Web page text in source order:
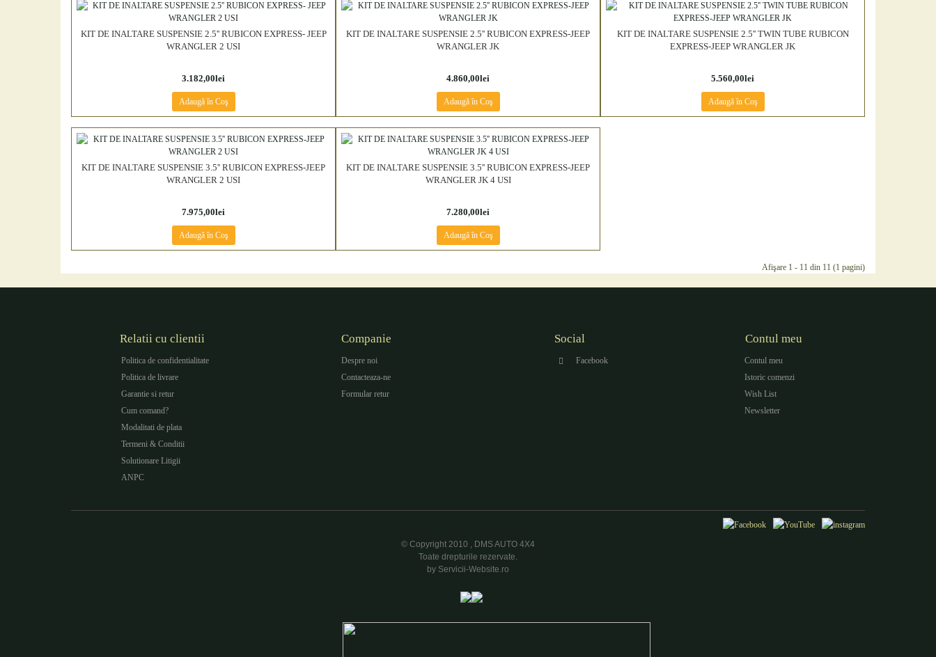
KIT DE INALTARE SUSPENSIE 2.5'' RUBICON EXPRESS- JEEP
WRANGLER 2 USI
3.182,00lei
Adaugă în Coş
KIT DE INALTARE SUSPENSIE 2.5'' RUBICON EXPRESS-JEEP
WRANGLER JK
4.860,00lei
Adaugă în Coş
KIT DE INALTARE SUSPENSIE 2.5'' TWIN TUBE RUBICON
EXPRESS-JEEP WRANGLER JK
5.560,00lei
Adaugă în Coş
KIT DE INALTARE SUSPENSIE 3.5'' RUBICON EXPRESS-JEEP
WRANGLER 2 USI
7.975,00lei
Adaugă în Coş
KIT DE INALTARE SUSPENSIE 3.5'' RUBICON EXPRESS-JEEP
WRANGLER JK 4 USI
7.280,00lei
Adaugă în Coş
Afişare 1 - 11 din 11 (1 pagini)
Relatii cu clientii
Politica de confidentialitate
Politica de livrare
Garantie si retur
Cum comand?
Modalitati de plata
Termeni & Conditii
Solutionare Litigii
ANPC
Companie
Despre noi
Contacteaza-ne
Formular retur
Social
Facebook
Contul meu
Contul meu
Istoric comenzi
Wish List
Newsletter
© Copyright 2010 , DMS AUTO 4X4
Toate drepturile rezervate.
by Servicii-Website.ro